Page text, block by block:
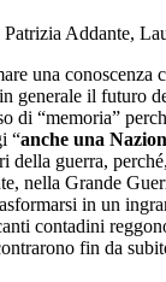
Addante,
una conoscenza
generale il futuro
di “memoria”
“anche una
guerra,
nella Grande
in un
contadini
fin da